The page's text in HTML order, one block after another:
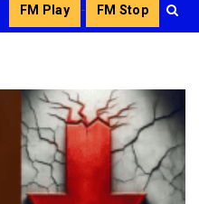
FM Play - FM Stop